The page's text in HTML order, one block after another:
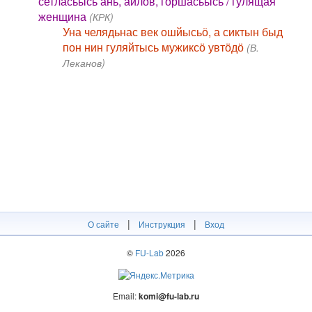
женщина (КРК)
Уна челядьнас век ошйысьӧ, а сиктын быд
пон нин гуляйтысь мужиксӧ увтӧдӧ (В.
Леканов)
О сайте | Инструкция | Вход
© FU-Lab2026
Email:komi@fu-lab.ru